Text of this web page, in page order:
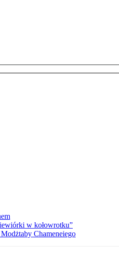
w kołowrotku”
Chameneiego